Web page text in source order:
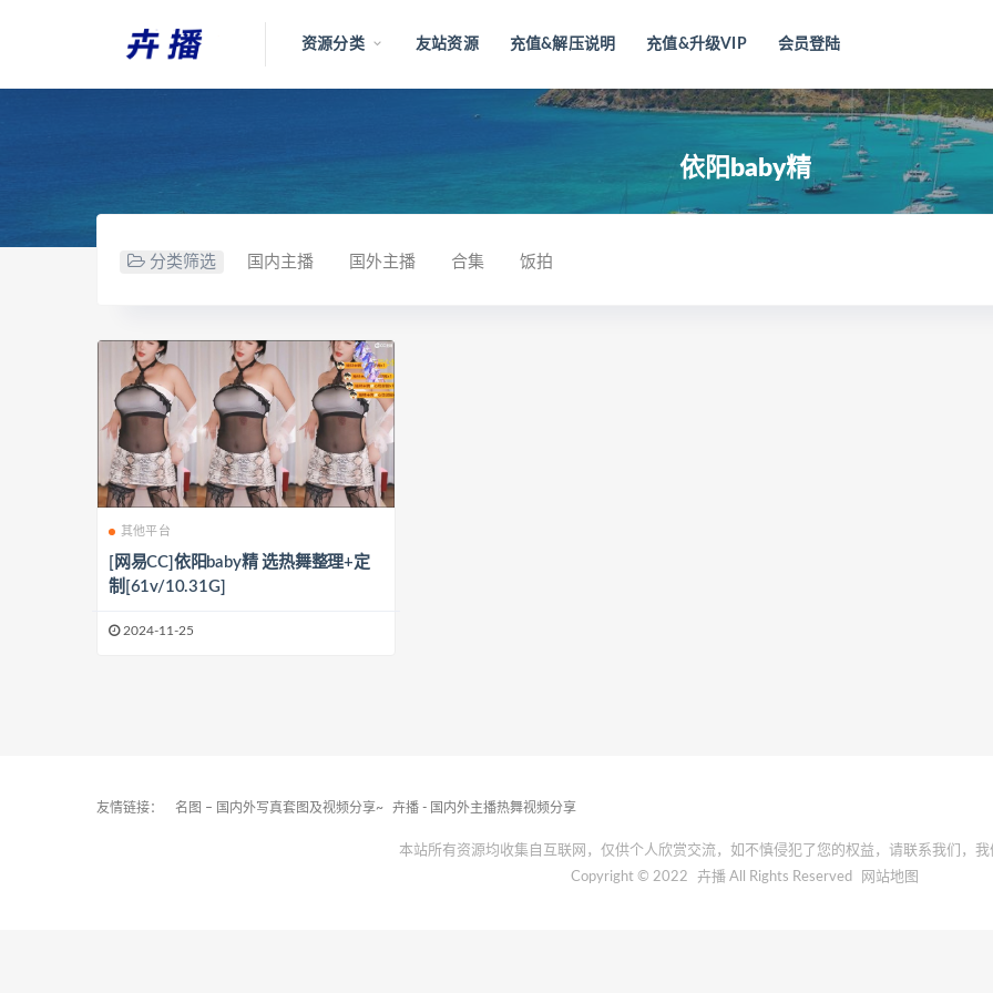
资源分类 友站资源 充值&解压说明 充值&升级VIP 会员登陆
依阳baby精
分类筛选 国内主播 国外主播 合集 饭拍
其他平台
[网易CC]依阳baby精 选热舞整理+定
制[61v/10.31G]
2024-11-25
友情链接： 名图 – 国内外写真套图及视频分享~ 卉播 - 国内外主播热舞视频分享
本站所有资源均收集自互联网，仅供个人欣赏交流，如不慎侵犯了您的权益，请联系我们，我
Copyright © 2022
卉播 All Rights Reserved 网站地图